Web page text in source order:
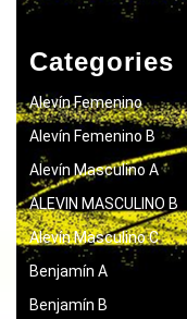
Categories
Alevín Femenino
Alevín Femenino B
Alevín Masculino A
ALEVIN MASCULINO B
Alevín Masculino C
Benjamín A
Benjamín B